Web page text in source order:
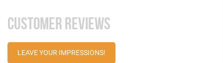
CUSTOMER REVIEWS
LEAVE YOUR IMPRESSIONS!